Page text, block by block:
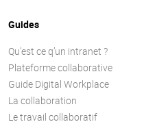
Guides
Qu’est ce q’un intranet ?
Plateforme collaborative
Guide Digital Workplace
La collaboration
Le travail collaboratif